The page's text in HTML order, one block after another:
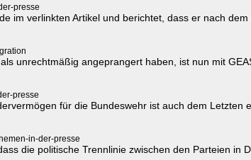
presse
im verlinkten Artikel und berichtet, dass er nach
unrechtmäßig angeprangert haben, ist nun mit
presse
für die Bundeswehr ist auch dem Letzten
in-der-presse
die politische Trennlinie zwischen den Parteien in